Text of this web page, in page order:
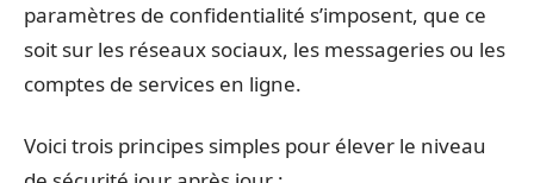
paramètres de confidentialité s’imposent, que ce
soit sur les réseaux sociaux, les messageries ou les
comptes de services en ligne.
Voici trois principes simples pour élever le niveau